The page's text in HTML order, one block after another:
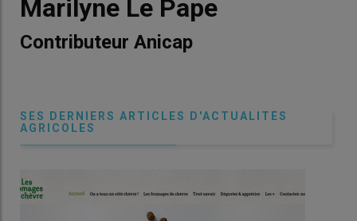
Marilyne Le Pape
Contributeur Anicap
SES DERNIERS ARTICLES D'ACTUALITÉS
AGRICOLES